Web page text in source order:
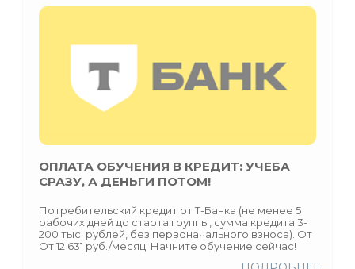
ОПЛАТА ОБУЧЕНИЯ В КРЕДИТ: УЧЕБА
СРАЗУ, А ДЕНЬГИ ПОТОМ!
Потребительский кредит от Т-Банка (не менее 5
рабочих дней до старта группы, сумма кредита 3-
200 тыс. рублей, без первоначального взноса). От
От 12 631 руб./месяц. Начните обучение сейчас!